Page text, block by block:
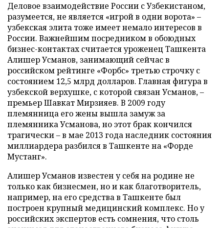
Деловое взаимодействие России с Узбекистаном,
разумеется, не является «игрой в одни ворота» –
узбекская элита тоже имеет немало интересов в
России. Важнейшим посредником в обоюдных
бизнес-контактах считается уроженец Ташкента
Алишер Усманов, занимающий сейчас в
российском рейтинге «Форбс» третью строчку с
состоянием 12,5 млрд долларов. Главная фигура в
узбекской верхушке, с которой связан Усманов, –
премьер Шавкат Мирзияев. В 2009 году
племянница его жены вышла замуж за
племянника Усманова, но этот брак кончился
трагически – в мае 2013 года наследник состояния
миллиардера разбился в Ташкенте на «Форде
Мустанг».
Алишер Усманов известен у себя на родине не
только как бизнесмен, но и как благотворитель,
например, на его средства в Ташкенте был
построен крупный медицинский комплекс. Но у
российских экспертов есть сомнения, что столь